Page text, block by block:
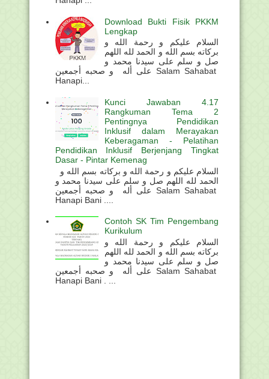
Download Bukti Fisik PKKM
Lengkap
السلام عليكم و رحمة الله و
بركاته بسم الله و الحمد لله اللهم
صل و سلم على سيدنا محمد و
على أله و صحبه أجمعين Salam Sahabat
Hanapi...
Kunci Jawaban 4.17
Rangkuman Tema 2
Pentingnya Pendidikan
Inklusif dalam Merayakan
Keberagaman - Pelatihan
Pendidikan Inklusif Berjenjang Tingkat
Dasar - Pintar Kemenag
الحمد لله اللهم صل و سلم على سيدنا محمد و
على أله و صحبه أجمعين Salam Sahabat
Hanapi Bani ....
Contoh SK Tim Pengembang
Kurikulum
السلام عليكم و رحمة الله و
بركاته بسم الله و الحمد لله اللهم
صل و سلم على سيدنا محمد و
على أله و صحبه أجمعين Salam Sahabat
Hanapi Bani . ...